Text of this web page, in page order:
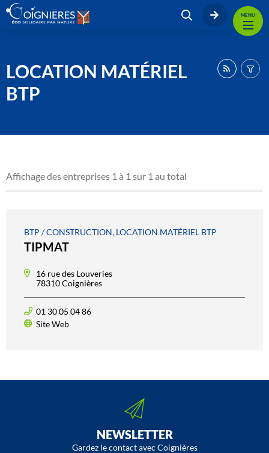
MENU
LOCATION MATÉRIEL
BTP
Affichage des entreprises 1 à 1 sur 1 au total
BTP / CONSTRUCTION, LOCATION MATÉRIEL BTP
TIPMAT
16 rue des Louveries
78310 Coignières
01 30 05 04 86
Site Web
NEWSLETTER
Gardez le contact avec Coignières